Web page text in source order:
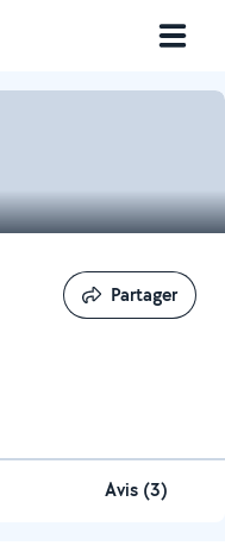
Partager
Partager
Avis (3)